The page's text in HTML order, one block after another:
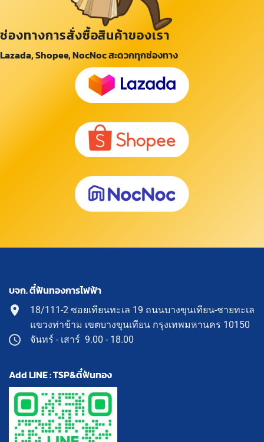
ช่องทางการสั่งซื้อสินค้าของเรา
Lazada, Shopee, NocNoc สะดวกทุกช่องทาง
บจก. ตี๋ฟันทองการไฟฟ้า
18/111-2 ซอยเทียนทะเล 19 ถนนบางขุนเทียน-ชายทะเล
แขวงท่าข้าม เขตบางขุนเทียน กรุงเทพมหานคร 10150
จันทร์ - เสาร์ 9.00 - 18.00
Add LINE : TSP&ตี๋ฟันทอง